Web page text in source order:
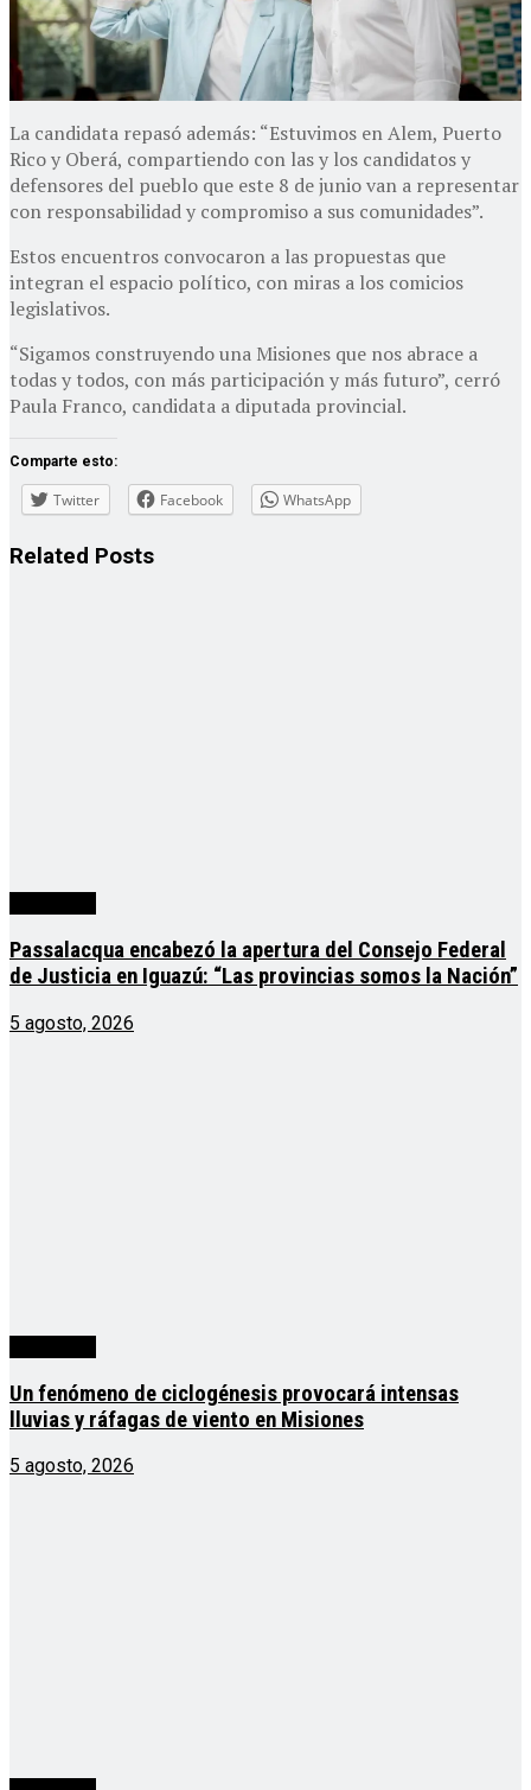
La candidata repasó además: “Estuvimos en Alem, Puerto
Rico y Oberá, compartiendo con las y los candidatos y
defensores del pueblo que este 8 de junio van a representar
con responsabilidad y compromiso a sus comunidades”.
Estos encuentros convocaron a las propuestas que
integran el espacio político, con miras a los comicios
legislativos.
“Sigamos construyendo una Misiones que nos abrace a
todas y todos, con más participación y más futuro”, cerró
Paula Franco, candidata a diputada provincial.
Comparte esto:
Twitter Facebook WhatsApp
Related Posts
Passalacqua encabezó la apertura del Consejo Federal
de Justicia en Iguazú: “Las provincias somos la Nación”
5 agosto, 2026
Un fenómeno de ciclogénesis provocará intensas
lluvias y ráfagas de viento en Misiones
5 agosto, 2026